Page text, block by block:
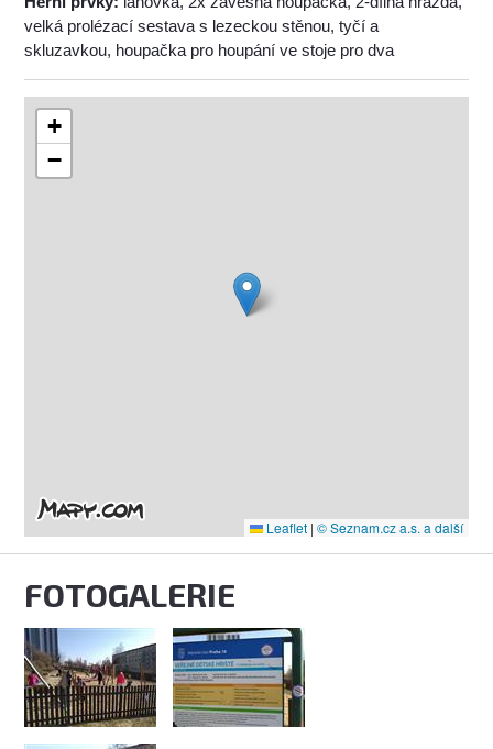
velká prolézací sestava s lezeckou stěnou, tyčí a
skluzavkou, houpačka pro houpání ve stoje pro dva
+
−
Leaflet | © Seznam.cz a.s. a další
FOTOGALERIE